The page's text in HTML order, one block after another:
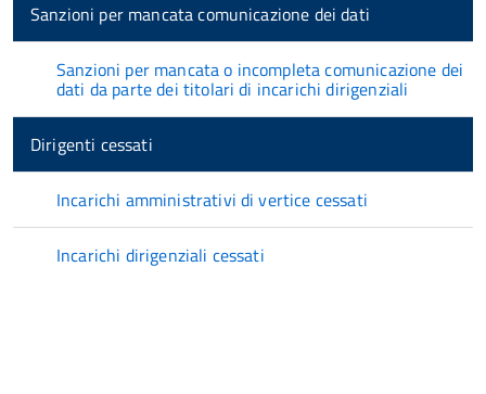
Sanzioni per mancata comunicazione dei dati
Sanzioni per mancata o incompleta comunicazione dei
dati da parte dei titolari di incarichi dirigenziali
Dirigenti cessati
Incarichi amministrativi di vertice cessati
Incarichi dirigenziali cessati